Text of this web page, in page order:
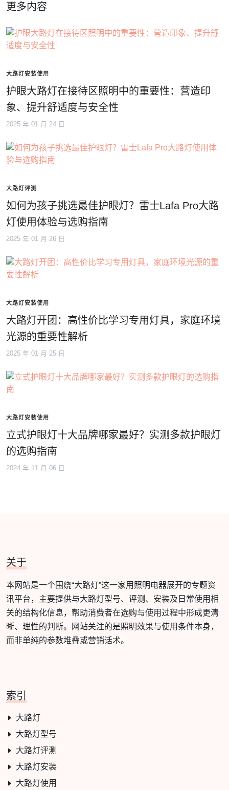
更多内容
大路灯安装使用
护眼大路灯在接待区照明中的重要性：营造印
象、提升舒适度与安全性
2025 年 01 月 24 日
大路灯评测
如何为孩子挑选最佳护眼灯？雷士Lafa Pro大路
灯使用体验与选购指南
2025 年 01 月 26 日
大路灯安装使用
大路灯开团：高性价比学习专用灯具，家庭环境
光源的重要性解析
2025 年 01 月 25 日
大路灯安装使用
立式护眼灯十大品牌哪家最好？实测多款护眼灯
的选购指南
2024 年 11 月 06 日
关于
本网站是一个围绕“大路灯”这一家用照明电器展开的专题资
讯平台，主要提供与大路灯型号、评测、安装及日常使用相
关的结构化信息，帮助消费者在选购与使用过程中形成更清
晰、理性的判断。网站关注的是照明效果与使用条件本身，
而非单纯的参数堆叠或营销话术。
索引
大路灯
大路灯型号
大路灯评测
大路灯安装
大路灯使用